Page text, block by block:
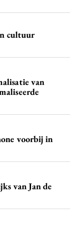
cultuur
van
voorbij in
van Jan de